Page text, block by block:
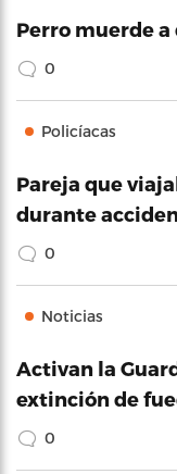
Perro muerde a
0
Policíacas
Pareja que
durante
0
Noticias
Activan la
extinción de
0